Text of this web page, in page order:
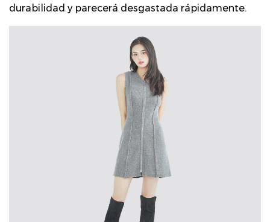
durabilidad y parecerá desgastada rápidamente.